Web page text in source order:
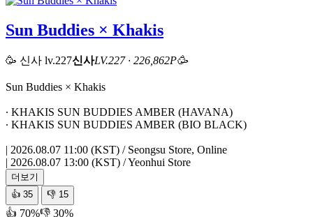
Sun Buddies × Khakis
🥳 신사 lv.227신사LV.227 · 226,862P🥳
Sun Buddies × Khakis
∙ KHAKIS SUN BUDDIES AMBER (HAVANA)
∙ KHAKIS SUN BUDDIES AMBER (BIO BLACK)
| 2026.08.07 11:00 (KST) / Seongsu Store, Online
| 2026.08.07 13:00 (KST) / Yeonhui Store
더보기
👍 35 👎 15
👍 70%👎 30%